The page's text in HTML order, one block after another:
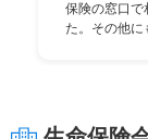
保険の窓口で
た。その他に